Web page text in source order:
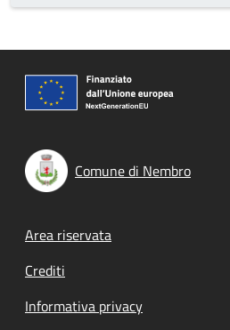
Comune di Nembro
Footer menu
Area riservata
Crediti
Informativa privacy